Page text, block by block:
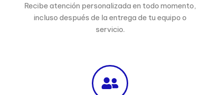
Recibe atención personalizada en todo momento,
incluso después de la entrega de tu equipo o
servicio.